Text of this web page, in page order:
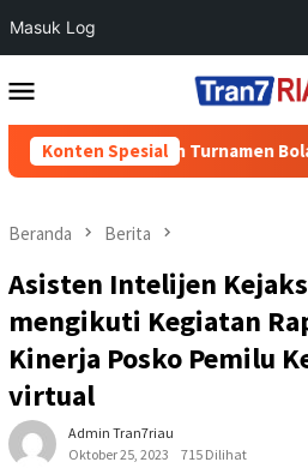
Masuk Log
ke
Mobile
Konten Spesial
Amankan Turnamen Bola Voli
Beranda Berita
Asisten Intelijen
mengikuti Kegiatan
Kinerja Posko Pemilu
virtual
Admin Tran7riau
Oktober 25, 2023
715 Dilihat